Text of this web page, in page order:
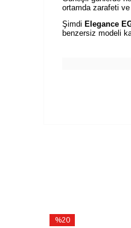
ortamda zarafeti
Şimdi Elegance
benzersiz modeli
%20